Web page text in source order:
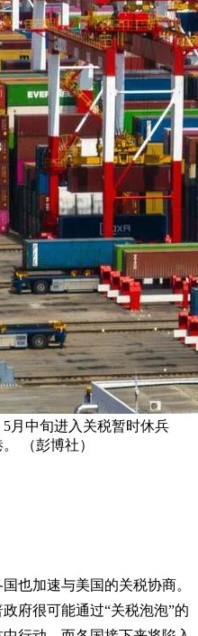
月中旬进入关税暂时休兵
（彭博社）
也加速与美国的关税协商。
府很可能通过“关税泡泡”的